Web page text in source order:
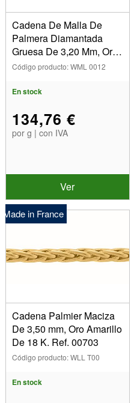
Cadena De Malla De
Palmera Diamantada
Gruesa De 3,20 Mm, Oro
Blanco De18 Quilates
Código producto: WML 0012
En stock
134,76 €
por g | con IVA
Ver
Made in France
Cadena Palmier Maciza
De 3,50 mm, Oro Amarillo
De 18 K. Ref. 00703
Código producto: WLL T00
En stock